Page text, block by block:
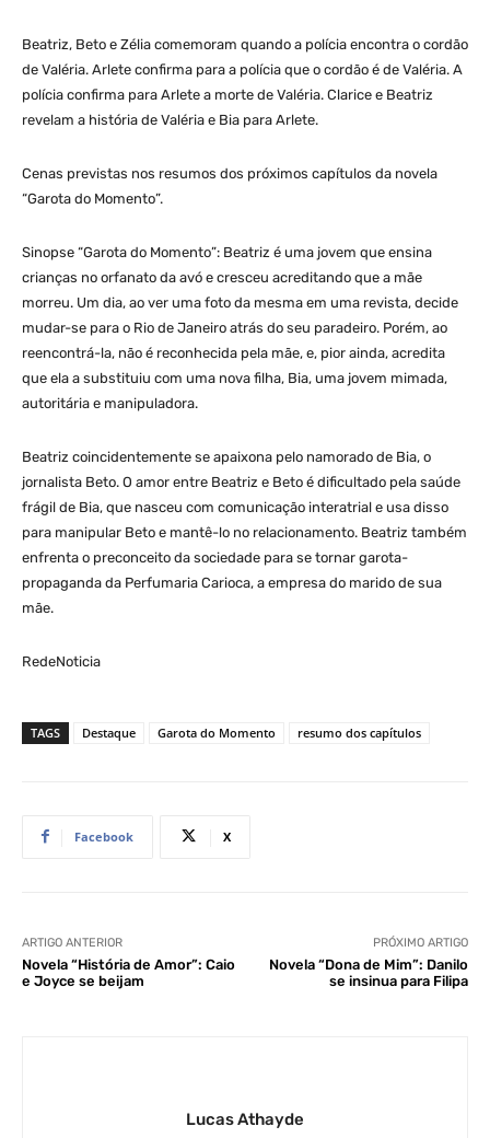
Beatriz, Beto e Zélia comemoram quando a polícia encontra o cordão
de Valéria. Arlete confirma para a polícia que o cordão é de Valéria. A
polícia confirma para Arlete a morte de Valéria. Clarice e Beatriz
revelam a história de Valéria e Bia para Arlete.
Cenas previstas nos resumos dos próximos capítulos da novela
“Garota do Momento”.
Sinopse “Garota do Momento”: Beatriz é uma jovem que ensina
crianças no orfanato da avó e cresceu acreditando que a mãe
morreu. Um dia, ao ver uma foto da mesma em uma revista, decide
mudar-se para o Rio de Janeiro atrás do seu paradeiro. Porém, ao
reencontrá-la, não é reconhecida pela mãe, e, pior ainda, acredita
que ela a substituiu com uma nova filha, Bia, uma jovem mimada,
autoritária e manipuladora.
Beatriz coincidentemente se apaixona pelo namorado de Bia, o
jornalista Beto. O amor entre Beatriz e Beto é dificultado pela saúde
frágil de Bia, que nasceu com comunicação interatrial e usa disso
para manipular Beto e mantê-lo no relacionamento. Beatriz também
enfrenta o preconceito da sociedade para se tornar garota-
propaganda da Perfumaria Carioca, a empresa do marido de sua
mãe.
RedeNoticia
TAGS Destaque Garota do Momento resumo dos capítulos
Facebook X
ARTIGO ANTERIOR
Novela “História de Amor”: Caio
e Joyce se beijam
PRÓXIMO ARTIGO
Novela “Dona de Mim”: Danilo
se insinua para Filipa
Lucas Athayde